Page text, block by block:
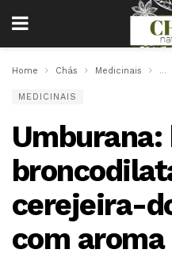
Home Chás Medicinais
MEDICINAIS
cerejeira-
com